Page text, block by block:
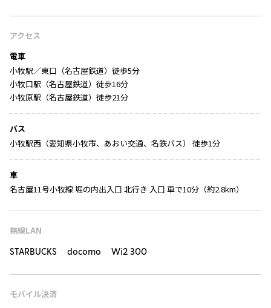
アクセス
電車
小牧駅／東口（名古屋鉄道）徒歩5分
小牧口駅（名古屋鉄道）徒歩16分
小牧原駅（名古屋鉄道）徒歩21分
バス
小牧駅西（愛知県小牧市、あおい交通、名鉄バス） 徒歩1分
車
名古屋11号小牧線 堀の内出入口 北行き 入口 車で10分（約2.8km）
無線LAN
STARBUCKS docomo Wi2 300
モバイル決済